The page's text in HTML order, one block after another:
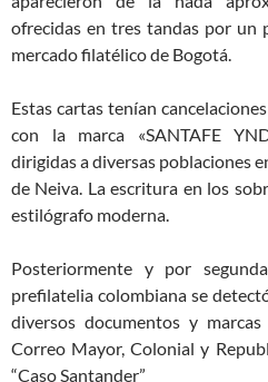
ofrecidas en tres tandas por un
mercado filatélico de Bogotá.
Estas cartas tenían
con la marca «SANTAFE
dirigidas a diversas poblaciones
de Neiva. La escritura en los
estilógrafo moderna.
Posteriormente y por
prefilatelia colombiana se
diversos documentos y
Correo Mayor, Colonial y
“Caso Santander”